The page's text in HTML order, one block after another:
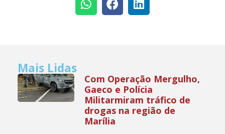
Mais Lidas
Com Operação Mergulho,
Gaeco e Polícia
Militarmiram tráfico de
drogas na região de
Marília